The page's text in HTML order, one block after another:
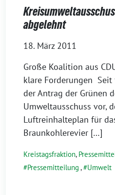
abgelehnt
18. März 2011
Große Koalition aus
klare Forderungen
der Antrag der Grünen
Umweltausschuss vor,
Luftreinhalteplan für
Braunkohlerevier […]
Kreistagsfraktion,
Pressemitteilung , Umwelt